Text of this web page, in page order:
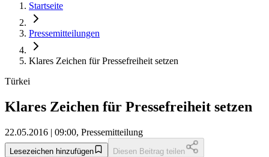
Startseite
Pressemitteilungen
Klares Zeichen für Pressefreiheit setzen
Türkei
Klares Zeichen für Pressefreiheit setzen
22.05.2016 | 09:00, Pressemitteilung
Lesezeichen hinzufügen Diesen Beitrag teilen